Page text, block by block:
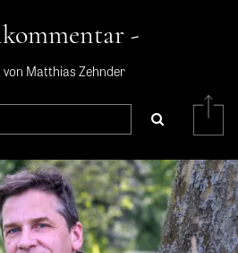
-
von Matthias Zehnder